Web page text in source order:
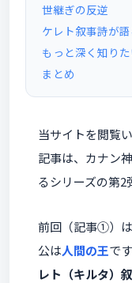
世継ぎの反逆
ケレト叙事詩が
もっと深く知り
まとめ
当サイトを閲覧
記事は、カナン
るシリーズの第2
前回（記事①）
公は人間の王で
レト（キルタ）叙